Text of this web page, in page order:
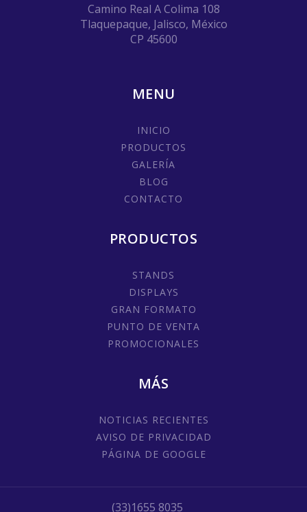
Camino Real A Colima 108
Tlaquepaque, Jalisco, México
CP 45600
MENU
INICIO
PRODUCTOS
GALERÍA
BLOG
CONTACTO
PRODUCTOS
STANDS
DISPLAYS
GRAN FORMATO
PUNTO DE VENTA
PROMOCIONALES
MÁS
NOTICIAS RECIENTES
AVISO DE PRIVACIDAD
PÁGINA DE GOOGLE
(33)1655 8035